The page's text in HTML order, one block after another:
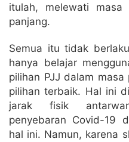
itulah, melewati
panjang.
Semua itu tidak
hanya belajar
pilihan PJJ dalam
pilihan terbaik. Hal ini
jarak fisik
penyebaran Covid-19
hal ini. Namun, karena